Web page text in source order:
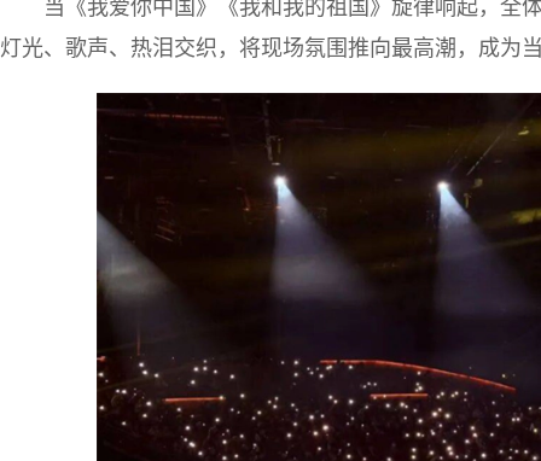
当《我爱你中国》《我和我的祖国》旋律响起，全
灯光、歌声、热泪交织，将现场氛围推向最高潮，成为